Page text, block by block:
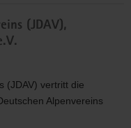
(JDAV),
(JDAV) vertritt die
Alpenvereins